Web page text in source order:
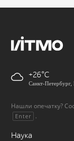
+26
Санкт-Петербург,
Нашли опечатку?
Enter .
Наука